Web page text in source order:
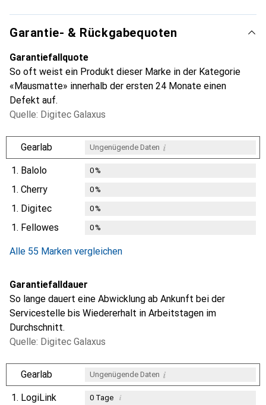
Garantie- & Rückgabequoten
Garantiefallquote
So oft weist ein Produkt dieser Marke in der Kategorie
«Mausmatte» innerhalb der ersten 24 Monate einen
Defekt auf.
Quelle: Digitec Galaxus
Gearlab Ungenügende Daten i
1. Balolo 0%
1. Cherry 0%
1. Digitec 0%
1. Fellowes 0%
Alle 55 Marken vergleichen
Garantiefalldauer
So lange dauert eine Abwicklung ab Ankunft bei der
Servicestelle bis Wiedererhalt in Arbeitstagen im
Durchschnitt.
Quelle: Digitec Galaxus
Gearlab Ungenügende Daten i
1. LogiLink 0Tage i